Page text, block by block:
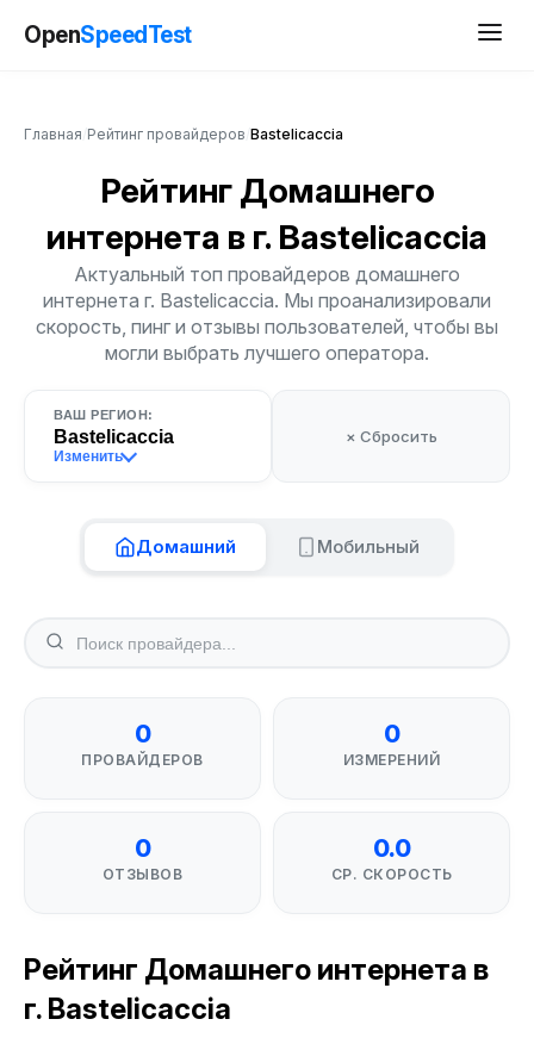
OpenSpeedTest
Главная Рейтинг провайдеров Bastelicaccia
Рейтинг Домашнего
интернета в г. Bastelicaccia
Актуальный топ провайдеров домашнего
интернета г. Bastelicaccia. Мы проанализировали
скорость, пинг и отзывы пользователей, чтобы вы
могли выбрать лучшего оператора.
ВАШ РЕГИОН:
Bastelicaccia
Изменить
× Сбросить
Домашний Мобильный
0
ПРОВАЙДЕРОВ
0
ИЗМЕРЕНИЙ
0
ОТЗЫВОВ
0.0
СР. СКОРОСТЬ
Рейтинг Домашнего интернета в
г. Bastelicaccia